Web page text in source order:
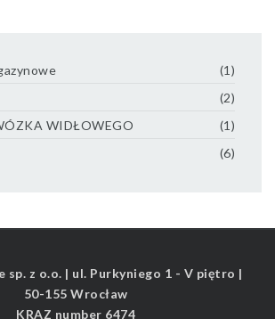
(1)
(2)
WIDŁOWEGO
(1)
(6)
sp. z o.o. | ul. Purkyniego 1 - V piętro |
50-155 Wrocław
KRAZ number 6474